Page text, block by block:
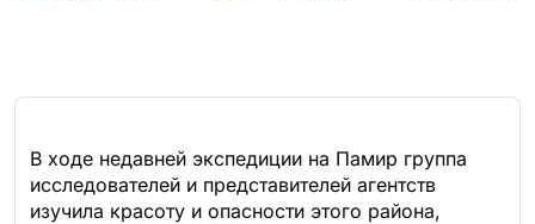
В ходе недавней экспедиции на Памир группа
исследователей и представителей агентств
изучила красоту и опасности этого района,